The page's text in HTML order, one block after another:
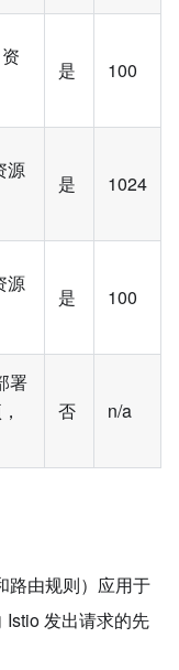
是 100
源
是 1024
源
是 100
署
否 n/a
路由规则）应用于
发出请求的先